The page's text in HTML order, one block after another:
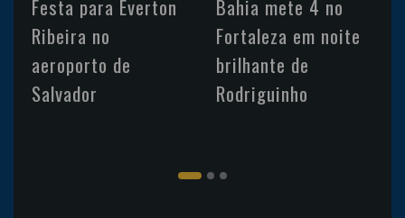
Festa para Everton
Ribeira no
aeroporto de
Salvador
Bahia mete 4 no
Fortaleza em noite
brilhante de
Rodriguinho